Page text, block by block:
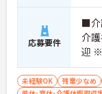
応募要件
■介
介
迎
不
運
未経験OK 残業少なめ